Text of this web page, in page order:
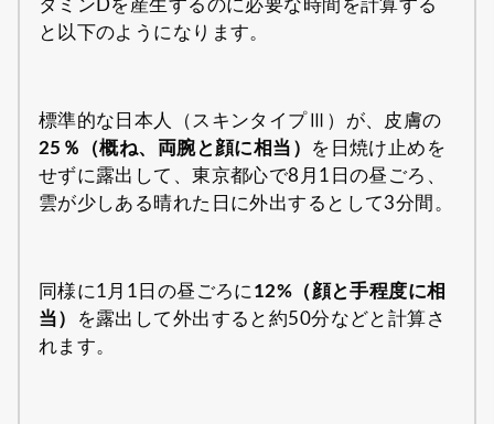
タミンDを産生するのに必要な時間を計算する
と以下のようになります。
標準的な日本人（スキンタイプⅢ）が、皮膚の
25％（概ね、両腕と顔に相当）
を日焼け止めを
せずに露出して、東京都心で8月1日の昼ごろ、
雲が少しある晴れた日に外出するとして3分間。
同様に1月1日の昼ごろに12%（顔と手程度に相
当）
を露出して外出すると約50分などと計算さ
れます。